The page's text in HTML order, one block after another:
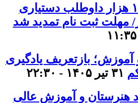
ثبت‌نام بیش از ۱۵ هزار داوطلب دستیاری
مهلت ثبت نام تمدید شد
بازتعریف یادگیری
۳۱ تیر ۱۴۰۵ - ۲۲:۳۰
هنرستان و آموزش عالی